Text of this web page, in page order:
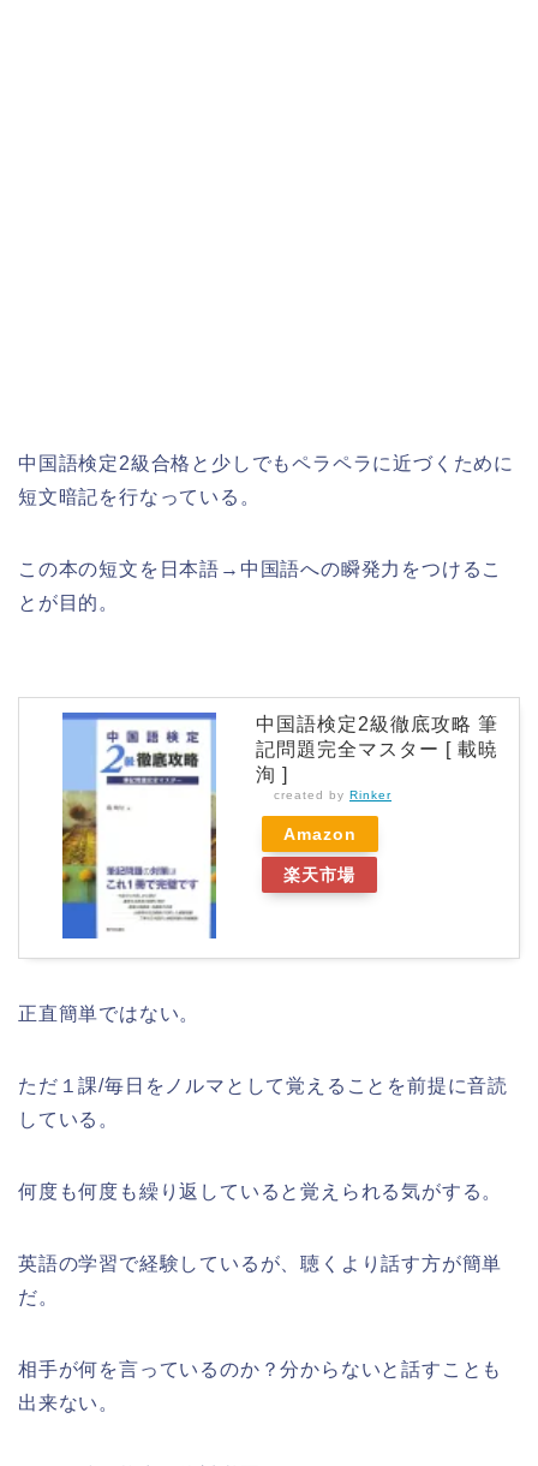
中国語検定2級合格と少しでもペラペラに近づくために
短文暗記を行なっている。
この本の短文を日本語→中国語への瞬発力をつけるこ
とが目的。
中国語検定2級徹底攻略 筆
記問題完全マスター [ 載暁
洵 ]
created by Rinker
Amazon
楽天市場
正直簡単ではない。
ただ１課/毎日をノルマとして覚えることを前提に音読
している。
何度も何度も繰り返していると覚えられる気がする。
英語の学習で経験しているが、聴くより話す方が簡単
だ。
相手が何を言っているのか？分からないと話すことも
出来ない。